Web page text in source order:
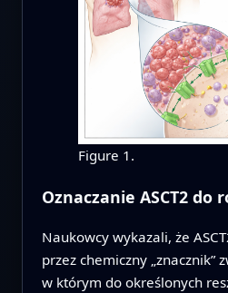
Figure 1.
Oznaczanie ASCT2 do
Naukowcy wykazali, że
przez chemiczny „znacznik”
w którym do określonych